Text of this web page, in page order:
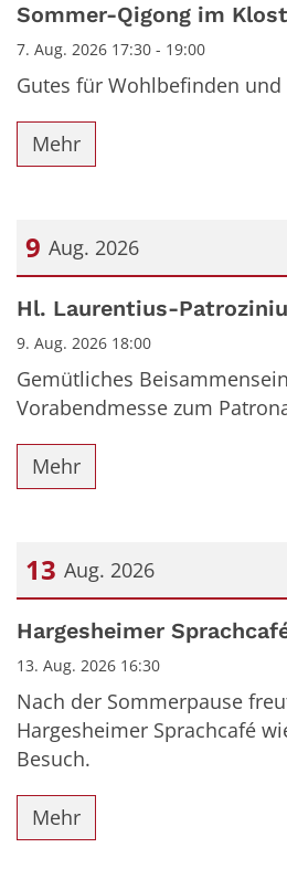
Sommer-Qigong im
7. Aug. 2026 17:30 - 19:00
Gutes für Wohlbefinden
Mehr
9 Aug. 2026
Datum: 9. August 2026
Hl. Laurentius-
9. Aug. 2026 18:00
Gemütliches
Vorabendmesse zum
Mehr
13 Aug. 2026
Datum: 13. August 2026
Hargesheimer
13. Aug. 2026 16:30
Nach der Sommerpause
Hargesheimer Sprachcafé
Besuch.
Mehr